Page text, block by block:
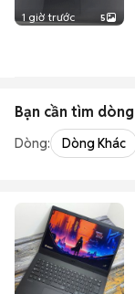
1 giờ trước 5
Bạn cần tìm dòng
Dòng: Dòng Khác